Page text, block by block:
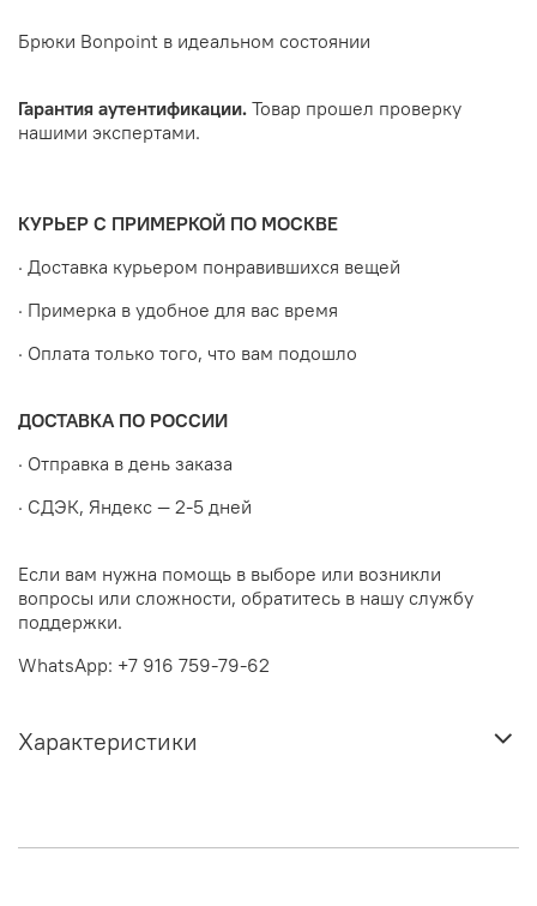
Брюки Bonpoint в идеальном состоянии
Гарантия аутентификации. Товар прошел проверку
нашими экспертами.
КУРЬЕР С ПРИМЕРКОЙ ПО МОСКВЕ
· Доставка курьером понравившихся вещей
· Примерка в удобное для вас время
· Оплата только того, что вам подошло
ДОСТАВКА ПО РОССИИ
· Отправка в день заказа
· СДЭК, Яндекс — 2-5 дней
Если вам нужна помощь в выборе или возникли
вопросы или сложности, обратитесь в нашу службу
поддержки.
WhatsApp: +7 916 759-79-62
Характеристики